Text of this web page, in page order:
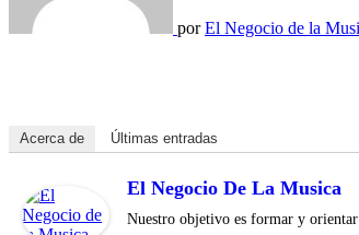
porEl Negocio de la
Acerca de Últimas entradas
El Negocio De La Musica
Nuestro objetivo es formar y orientar